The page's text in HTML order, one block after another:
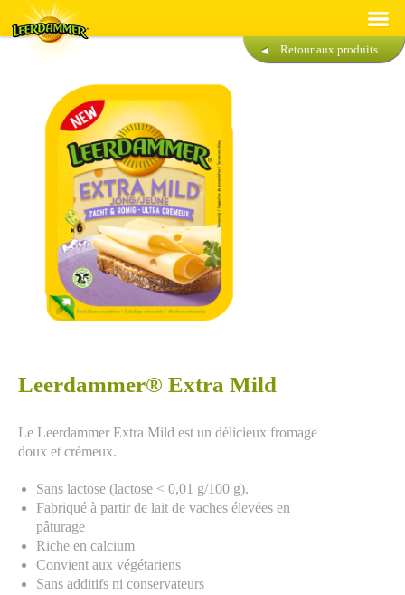
Produits
Développement durable
A propos de Leerdammer
Contact
Français Nederlands
Retour aux produits
Leerdammer® Extra Mild
Le Leerdammer Extra Mild est un délicieux fromage
doux et crémeux.
Sans lactose (lactose < 0,01 g/100 g).
Fabriqué à partir de lait de vaches élevées en
pâturage
Riche en calcium
Convient aux végétariens
Sans additifs ni conservateurs